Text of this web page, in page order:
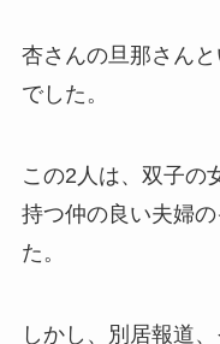
杏さんの旦那さん
でした。
この2人は、双子の
持つ仲の良い夫婦
た。
しかし、別居報道